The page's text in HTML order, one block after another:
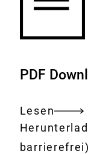
PDF
Lesen
Gesamtes
Dokument
Download:
barrierefrei)